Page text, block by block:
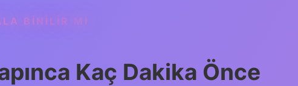
BINILIR MI
Kaç Dakika Önce